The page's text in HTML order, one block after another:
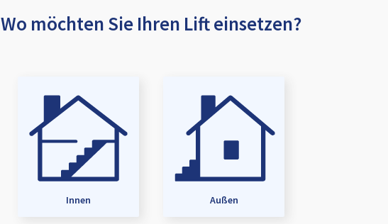
Wo möchten Sie Ihren Lift einsetzen?
Innen Außen